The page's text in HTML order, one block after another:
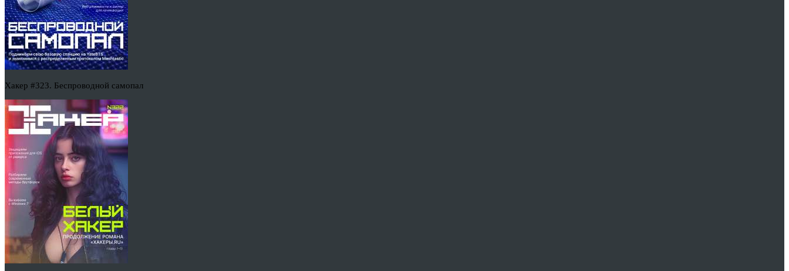
Хакер #323. Беспроводной самопал